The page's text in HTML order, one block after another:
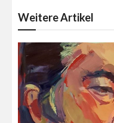
WeitereArtikel